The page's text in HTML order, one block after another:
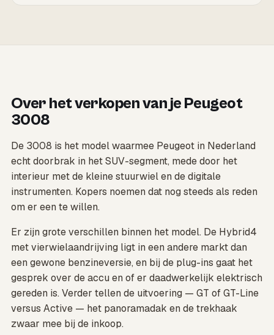
Over het verkopen van je Peugeot
3008
De 3008 is het model waarmee Peugeot in Nederland
echt doorbrak in het SUV-segment, mede door het
interieur met de kleine stuurwiel en de digitale
instrumenten. Kopers noemen dat nog steeds als reden
om er een te willen.
Er zijn grote verschillen binnen het model. De Hybrid4
met vierwielaandrijving ligt in een andere markt dan
een gewone benzineversie, en bij de plug-ins gaat het
gesprek over de accu en of er daadwerkelijk elektrisch
gereden is. Verder tellen de uitvoering — GT of GT-Line
versus Active — het panoramadak en de trekhaak
zwaar mee bij de inkoop.